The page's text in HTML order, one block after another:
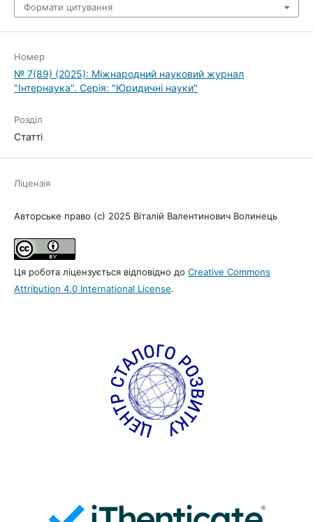
Формати цитування
Номер
№ 7(89) (2025): Міжнародний науковий журнал
"Інтернаука". Серія: "Юридичні науки"
Розділ
Статті
Ліцензія
Авторське право (c) 2025 Віталій Валентинович Волинець
Ця робота ліцензується відповідно до Creative Commons
Attribution 4.0 International License.